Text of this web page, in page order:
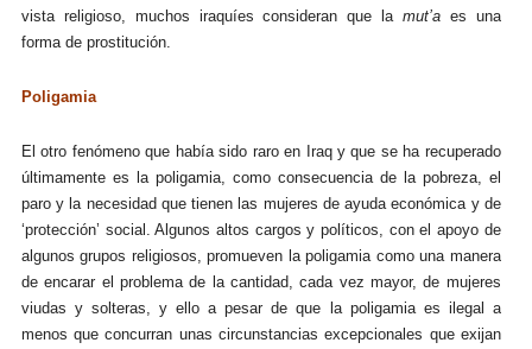
vista religioso, muchos iraquíes consideran que lamut’a es una
forma de prostitución.
Poligamia
El otro fenómeno que había sido raro en Iraq y que se ha recuperado
últimamente es la poligamia, como consecuencia de la pobreza, el
paro y la necesidad que tienen las mujeres de ayuda económica y de
‘protección’ social. Algunos altos cargos y políticos, con el apoyo de
algunos grupos religiosos, promueven la poligamia como una manera
de encarar el problema de la cantidad, cada vez mayor, de mujeres
viudas y solteras, y ello a pesar de que la poligamia es ilegal a
menos que concurran unas circunstancias excepcionales que exijan